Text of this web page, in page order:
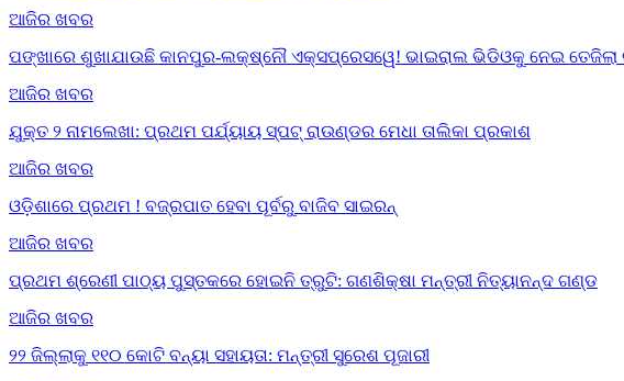
ଆଜିର ଖବର
ପଙ୍ଖାରେ ଶୁଖାଯାଉଛି କାନପୁର-ଲକ୍ଷ୍ନୌ ଏକ୍ସପ୍ରେସୱେ! ଭାଇରାଲ ଭିଡିଓକୁ ନେଇ ତେଜିଲା
ଆଜିର ଖବର
ଯୁକ୍ତ ୨ ନାମଲେଖା: ପ୍ରଥମ ପର୍ଯ୍ୟାୟ ସ୍ପଟ୍ ରାଉଣ୍ଡର ମେଧା ତାଲିକା ପ୍ରକାଶ
ଆଜିର ଖବର
ଓଡ଼ିଶାରେ ପ୍ରଥମ ! ବଜ୍ରପାତ ହେବା ପୂର୍ବରୁ ବାଜିବ ସାଇରନ୍
ଆଜିର ଖବର
ପ୍ରଥମ ଶ୍ରେଣୀ ପାଠ୍ୟ ପୁସ୍ତକରେ ହୋଇନି ତ୍ରୁଟି: ଗଣଶିକ୍ଷା ମନ୍ତ୍ରୀ ନିତ୍ୟାନନ୍ଦ ଗଣ୍ଡ
ଆଜିର ଖବର
୨୨ ଜିଲ୍ଲାକୁ ୧୧୦ କୋଟି ବନ୍ୟା ସହାୟତା: ମନ୍ତ୍ରୀ ସୁରେଶ ପୂଜାରୀ